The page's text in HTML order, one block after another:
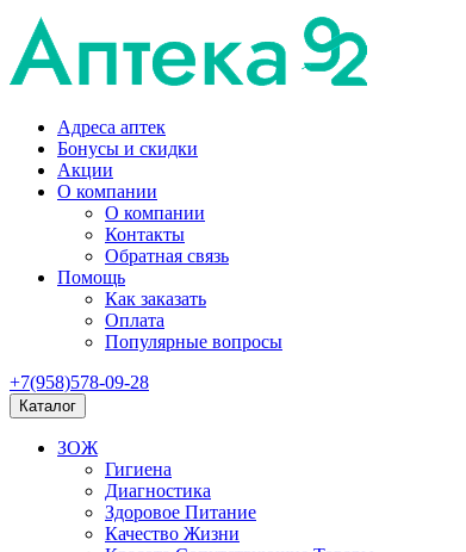
Адреса аптек
Бонусы и скидки
Акции
О компании
О компании
Контакты
Обратная связь
Помощь
Как заказать
Оплата
Популярные вопросы
+7(958)578-09-28
Каталог
ЗОЖ
Гигиена
Диагностика
Здоровое Питание
Качество Жизни